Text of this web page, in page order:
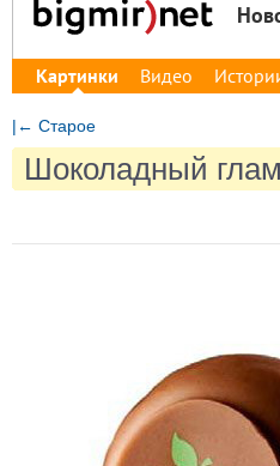
Картинки Видео
|← Старое
Шоколадный